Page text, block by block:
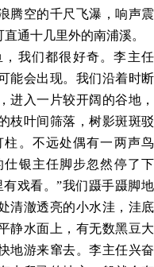
腾空的千尺飞瀑，响声震
通十几里外的南浦溪。
我们都很好奇。李主任
能会出现。我们沿着时断
进入一片较开阔的谷地，
枝叶间筛落，树影斑斑驳
。不远处偶有一两声鸟
银主任脚步忽然停了下
有戏看。”我们蹑手蹑脚地
清澈透亮的小水洼，洼底
静水面上，有无数黑豆大
地游来窜去。李主任兴奋